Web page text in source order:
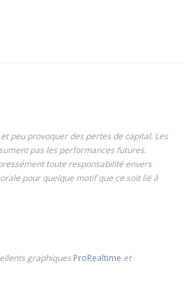
peu provoquer des pertes de capital. Les
pas les performances futures.
toute responsabilité envers
pour quelque motif que ce soit lié à
graphiques ProRealtime et